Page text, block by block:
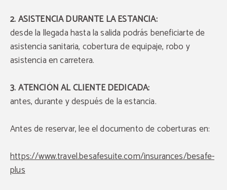
2. ASISTENCIA DURANTE LA ESTANCIA:
desde la llegada hasta la salida podrás beneficiarte de
asistencia sanitaria, cobertura de equipaje, robo y
asistencia en carretera.
3. ATENCIÓN AL CLIENTE DEDICADA:
antes, durante y después de la estancia.
Antes de reservar, lee el documento de coberturas en:
https://www.travel.besafesuite.com/insurances/besafe-
plus